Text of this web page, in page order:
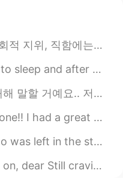
！ありがとうござ
私のじしよには、
」は「mountain
을 대하는 태도에 감명을 받았어요. I’m not impressed by your...
her phone and searched for his profi...
듬을 것 같아서 너무 싫어요... 한국에 갔을 때 한국어로 말할 때마다 너...
and they really made me feel special ...
and freeze this winter. My roommates ...
I'm longing to linger till dawn, dear ...